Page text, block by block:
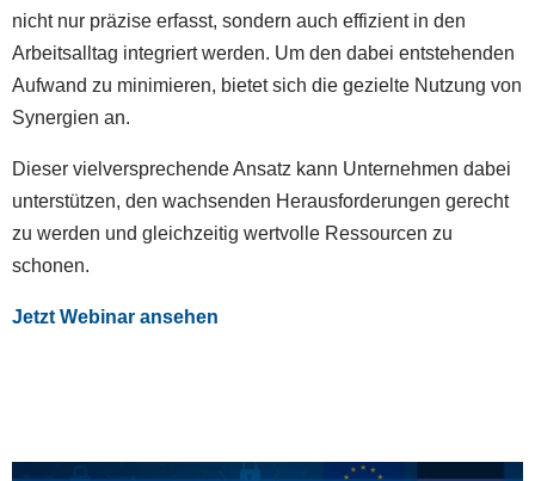
nicht nur präzise erfasst, sondern auch effizient in den
Arbeitsalltag integriert werden. Um den dabei entstehenden
Aufwand zu minimieren, bietet sich die gezielte Nutzung von
Synergien an.
Dieser vielversprechende Ansatz kann Unternehmen dabei
unterstützen, den wachsenden Herausforderungen gerecht
zu werden und gleichzeitig wertvolle Ressourcen zu
schonen.
Jetzt Webinar ansehen